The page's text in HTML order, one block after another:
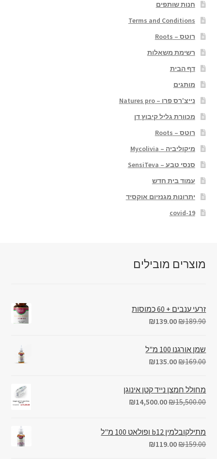
חנות שותפים
Terms and Conditions
רוטס – Roots
רשימת משאלות
דף הבית
מותגים
נייצ'רס פרו – Natures pro
מכוורת גליל קיבוץ דן
רוטס – Roots
מיקוליביה – Mycolivia
סנסי טבע – SensiTeva
עמוד בית חדש
יתרונות מגנזיום אוקסיד
covid-19
מוצרים מובילים
זרעי ענבים + 60 כמוסות
₪189.90
₪139.00
שמן אורגנו 100 מ"ל
₪169.00
₪135.00
מחולל חמצן נייד קטן אינוגן
₪15,500.00
₪14,500.00
מתילקובלמין b12 ופולאט 100 מ"ל
₪159.00
₪119.00